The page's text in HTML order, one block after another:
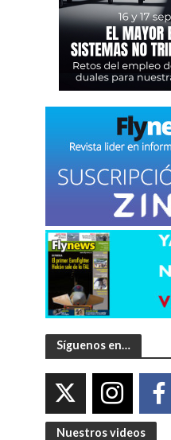
Síguenos en…
Nuestros videos